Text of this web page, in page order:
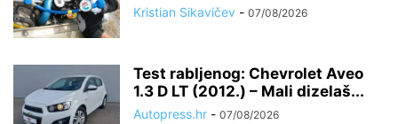
Kristian Sikavičev - 07/08/2026
Test rabljenog: Chevrolet Aveo
1.3 D LT (2012.) – Mali dizelaš...
Autopress.hr - 07/08/2026